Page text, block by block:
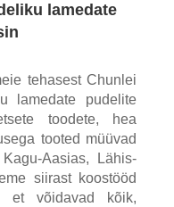
lamedate
tehasest Chunlei
lamedate pudelite
toodete, hea
tooted müüvad
Aasias, Lähis-
siirast koostööd
et võidavad kõik,